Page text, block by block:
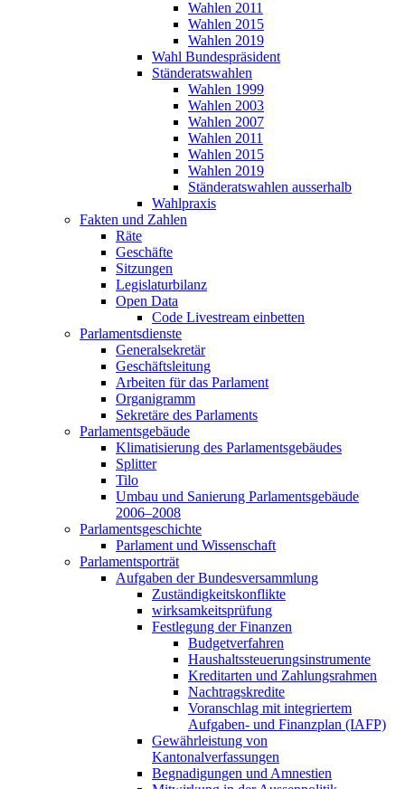
Wahlen 2011
Wahlen 2015
Wahlen 2019
Wahl Bundespräsident
Ständeratswahlen
Wahlen 1999
Wahlen 2003
Wahlen 2007
Wahlen 2011
Wahlen 2015
Wahlen 2019
Ständeratswahlen ausserhalb
Wahlpraxis
Fakten und Zahlen
Räte
Geschäfte
Sitzungen
Legislaturbilanz
Open Data
Code Livestream einbetten
Parlamentsdienste
Generalsekretär
Geschäftsleitung
Arbeiten für das Parlament
Organigramm
Sekretäre des Parlaments
Parlamentsgebäude
Klimatisierung des Parlamentsgebäudes
Splitter
Tilo
Umbau und Sanierung Parlamentsgebäude
2006–2008
Parlamentsgeschichte
Parlament und Wissenschaft
Parlamentsporträt
Aufgaben der Bundesversammlung
Zuständigkeitskonflikte
wirksamkeitsprüfung
Festlegung der Finanzen
Budgetverfahren
Haushaltssteuerungsinstrumente
Kreditarten und Zahlungsrahmen
Nachtragskredite
Voranschlag mit integriertem
Aufgaben- und Finanzplan (IAFP)
Gewährleistung von
Kantonalverfassungen
Begnadigungen und Amnestien